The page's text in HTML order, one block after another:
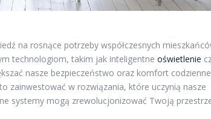
na rosnące potrzeby współczesnych
technologiom, takim jak inteligentne oświetlenie
nasze bezpieczeństwo oraz komfort
zainwestować w rozwiązania, które uczynią nasze
systemy mogą zrewolucjonizować Twoją